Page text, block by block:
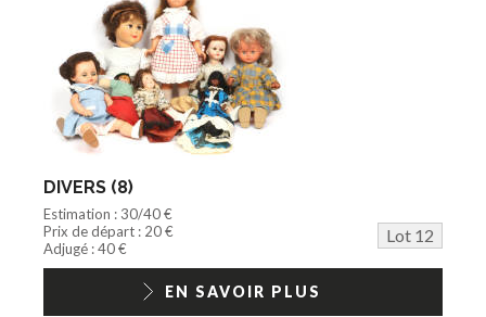
DIVERS (8)
Estimation : 30/40 €
Prix de départ : 20 €
Lot 12
Adjugé : 40 €
EN SAVOIR PLUS